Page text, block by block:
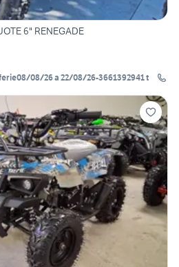
6" RENEGADE
ferie08/08/26 a 22/08/26-3661392941 t